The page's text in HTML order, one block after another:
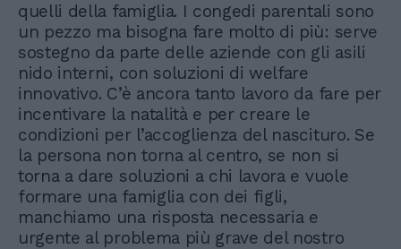
quelli della famiglia. I congedi parentali sono
un pezzo ma bisogna fare molto di più: serve
sostegno da parte delle aziende con gli asili
nido interni, con soluzioni di welfare
innovativo. C’è ancora tanto lavoro da fare per
incentivare la natalità e per creare le
condizioni per l’accoglienza del nascituro. Se
la persona non torna al centro, se non si
torna a dare soluzioni a chi lavora e vuole
formare una famiglia con dei figli,
manchiamo una risposta necessaria e
urgente al problema più grave del nostro